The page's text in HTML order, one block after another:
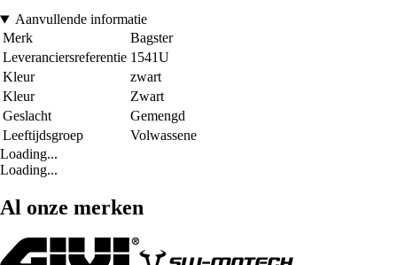
Aanvullende informatie
Merk
Bagster
Leveranciersreferentie 1541U
Kleur
zwart
Kleur
Zwart
Geslacht
Gemengd
Leeftijdsgroep
Volwassene
Loading...
Loading...
Al onze merken